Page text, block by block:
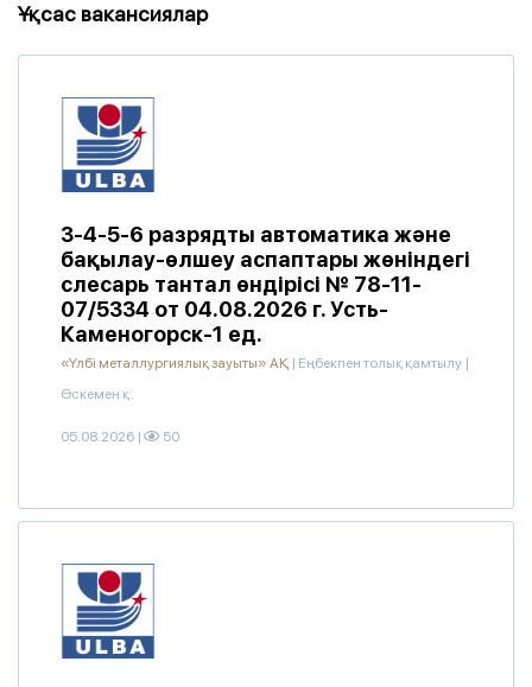
Ұқсас вакансиялар
3-4-5-6 разрядты автоматика және
бақылау-өлшеу аспаптары жөніндегі
слесарь тантал өндірісі № 78-11-
07/5334 от 04.08.2026 г. Усть-
Каменогорск-1 ед.
«Үлбі металлургиялық зауыты» АҚ | Еңбекпен толық қамтылу |
Өскемен қ.
05.08.2026 | 50